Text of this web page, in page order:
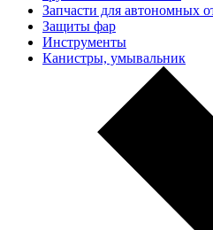
Запчасти для автономных
Защиты фар
Инструменты
Канистры, умывальник